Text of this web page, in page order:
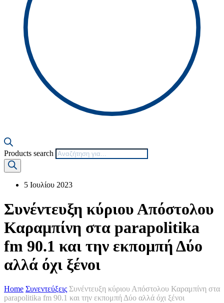
Products search
5 Ιουλίου 2023
Συνέντευξη κύριου Απόστολου
Καραμπίνη στα parapolitika
fm 90.1 και την εκπομπή Δύο
αλλά όχι ξένοι
Home Συνεντεύξεις Συνέντευξη κύριου Απόστολου Καραμπίνη στα
parapolitika fm 90.1 και την εκπομπή Δύο αλλά όχι ξένοι